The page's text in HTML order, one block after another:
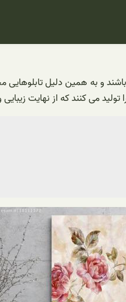
و به همین دلیل
می کنند که از نهایت